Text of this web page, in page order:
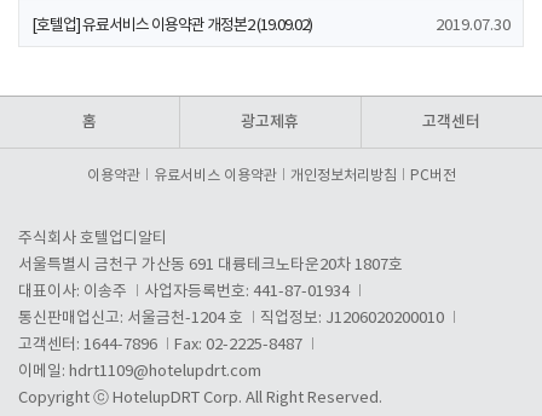
[호텔업] 유료서비스 이용약관 개정본2 (19.09.02) 2019.07.30
홈 광고제휴 고객센터
이용약관 유료서비스 이용약관 개인정보처리방침 PC버전
주식회사 호텔업디알티
서울특별시 금천구 가산동 691 대륭테크노타운20차 1807호
대표이사: 이송주
사업자등록번호: 441-87-01934
통신판매업신고: 서울금천-1204 호
직업정보: J1206020200010
고객센터: 1644-7896
Fax: 02-2225-8487
이메일: hdrt1109@hotelupdrt.com
Copyright ⓒ HotelupDRT Corp. All Right Reserved.